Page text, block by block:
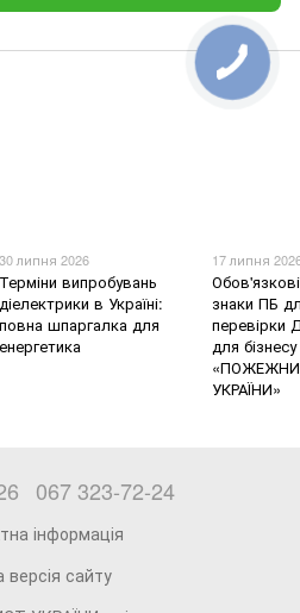
30 липня 2026
Терміни випробувань
діелектрики в Україні:
повна шпаргалка для
енергетика
17 липня
знаки ПБ
перевірки
для
УКРАЇНИ»
067 323-72-24
інформація
версія сайту